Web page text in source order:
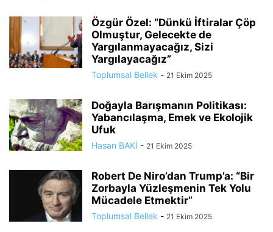
Özgür Özel: “Dünkü İftiralar Çöp
Olmuştur, Gelecekte de
Yargılanmayacağız, Sizi
Yargılayacağız”
Toplumsal Bellek - 21 Ekim 2025
Doğayla Barışmanın Politikası:
Yabancılaşma, Emek ve Ekolojik
Ufuk
Hasan BAKİ - 21 Ekim 2025
Robert De Niro’dan Trump’a: “Bir
Zorbayla Yüzleşmenin Tek Yolu
Mücadele Etmektir”
Toplumsal Bellek - 21 Ekim 2025